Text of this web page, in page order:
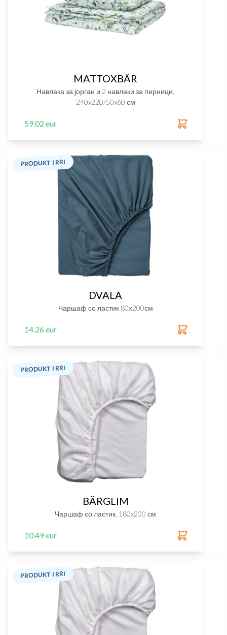
MATTOXBÄR
Навлака за јорган и 2 навлаки за перници,
240x220/50x60 см
59.02 eur
PRODUKT I RRI
DVALA
Чаршаф со ластик 80х200см
14.26 eur
PRODUKT I RRI
BÄRGLIM
Чаршаф со ластик, 180x200 см
10.49 eur
PRODUKT I RRI